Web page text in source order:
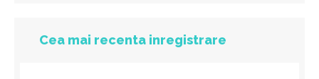
Cea mai recenta inregistrare